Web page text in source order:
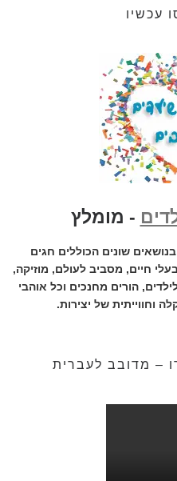
עכשיו
- מומלץ
שונים הכוללים חגים
חיים, מסביב לעולם, מוזיקה,
הורים מחנכים וכל אוהבי
וחווייתית של יצירות.